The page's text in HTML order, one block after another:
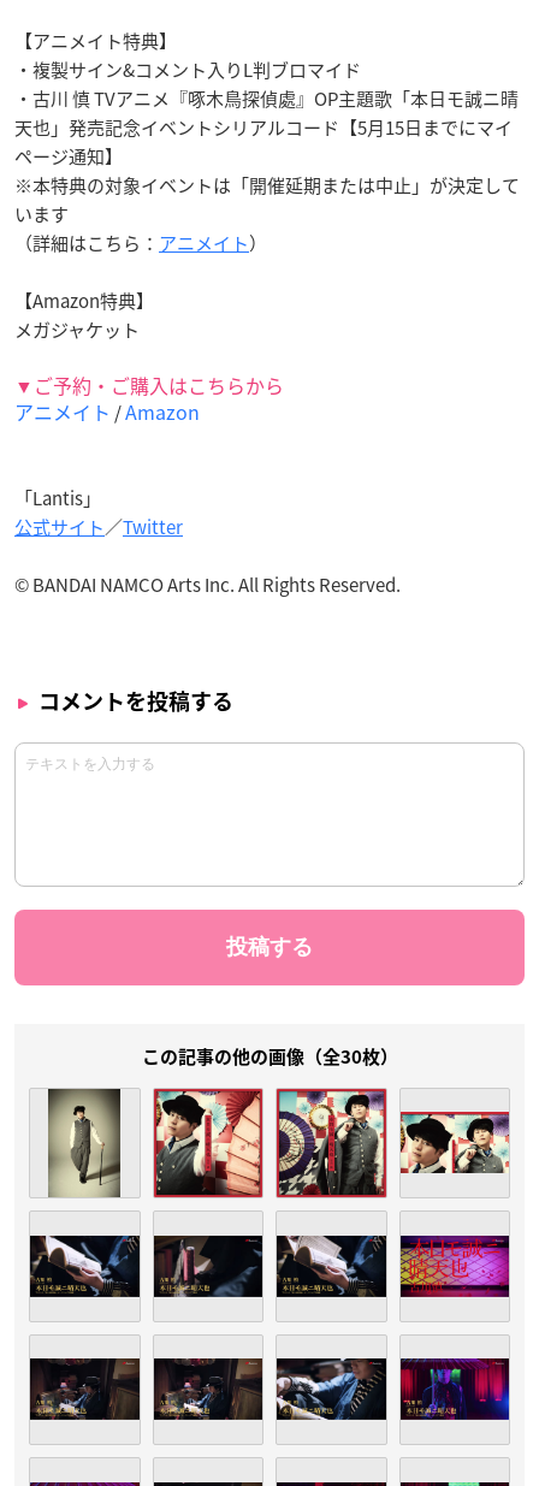
【アニメイト特典】
・複製サイン&コメント入りL判ブロマイド
・古川 慎 TVアニメ『啄木鳥探偵處』OP主題歌「本日モ誠ニ晴
天也」発売記念イベントシリアルコード【5月15日までにマイ
ページ通知】
※本特典の対象イベントは「開催延期または中止」が決定して
います
（詳細はこちら： アニメイト）
【Amazon特典】
メガジャケット
▼ご予約・ご購入はこちらから
アニメイト /Amazon
「Lantis」
公式サイト／Twitter
© BANDAI NAMCO Arts Inc. All Rights Reserved.
コメントを投稿する
この記事の他の画像（全30枚）